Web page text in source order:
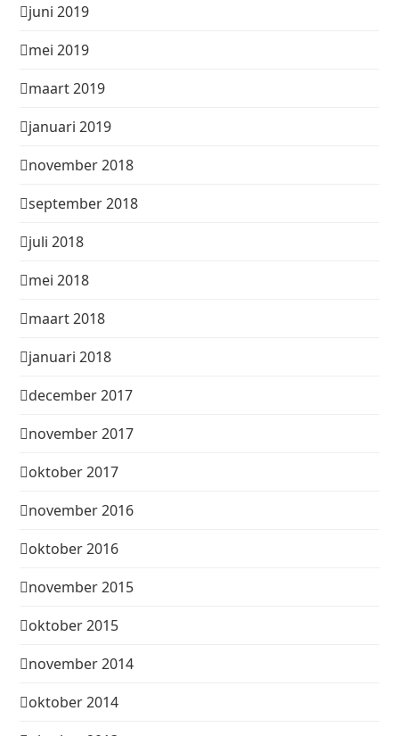
juni 2019
mei 2019
maart 2019
januari 2019
november 2018
september 2018
juli 2018
mei 2018
maart 2018
januari 2018
december 2017
november 2017
oktober 2017
november 2016
oktober 2016
november 2015
oktober 2015
november 2014
oktober 2014